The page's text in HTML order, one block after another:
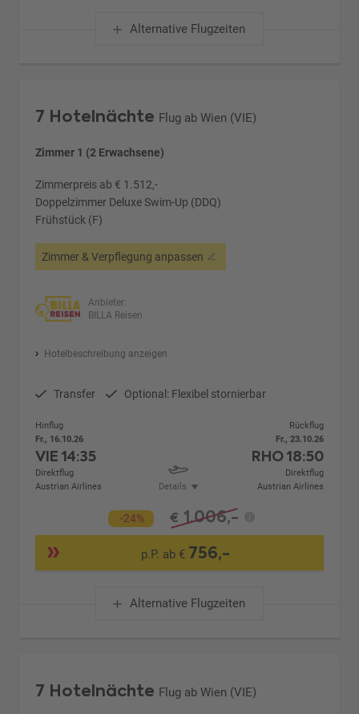
Alternative Flugzeiten
7 Hotelnächte Flug ab Wien (VIE)
Zimmer 1 (2 Erwachsene)
Zimmerpreis ab € 1.512,-
Doppelzimmer Deluxe Swim-Up (DDQ)
Frühstück (F)
Zimmer & Verpflegung anpassen
Anbieter:
BILLA Reisen
Hotelbeschreibung anzeigen
Transfer Optional: Flexibel stornierbar
Hinflug
Fr., 16.10.26
VIE14:35
Direktflug
Austrian Airlines
Details
Rückflug
Fr., 23.10.26
RHO18:50
Direktflug
Austrian Airlines
-24% € 1.006,-
p.P. ab € 756,-
Alternative Flugzeiten
7 Hotelnächte Flug ab Wien (VIE)